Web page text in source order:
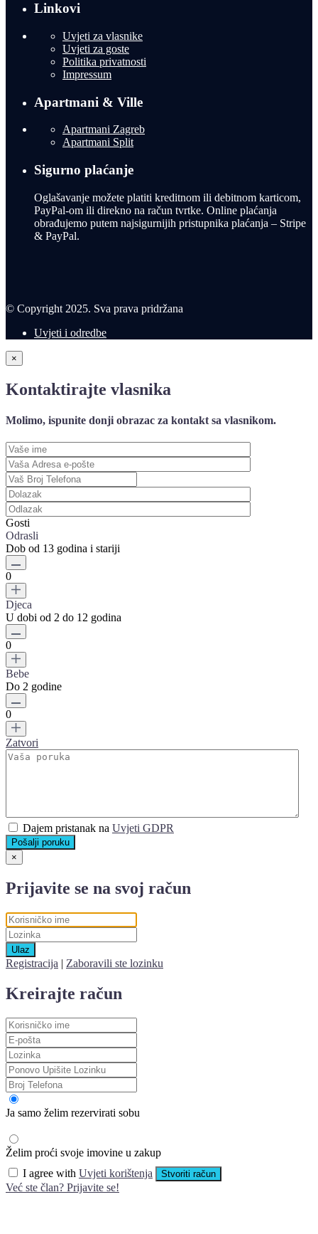
Linkovi
Uvjeti za vlasnike
Uvjeti za goste
Politika privatnosti
Impressum
Apartmani & Ville
Apartmani Zagreb
Apartmani Split
Sigurno plaćanje
Oglašavanje možete platiti kreditnom ili debitnom karticom,
PayPal-om ili direkno na račun tvrtke. Online plaćanja
obrađujemo putem najsigurnijih pristupnika plaćanja – Stripe
& PayPal.
© Copyright 2025. Sva prava pridržana
Uvjeti i odredbe
×
Kontaktirajte vlasnika
Molimo, ispunite donji obrazac za kontakt sa vlasnikom.
Gosti
Odrasli
Dob od 13 godina i stariji
0
Djeca
U dobi od 2 do 12 godina
0
Bebe
Do 2 godine
0
Zatvori
Dajem pristanak na Uvjeti GDPR
Pošalji poruku
×
Prijavite se na svoj račun
Ulaz
Registracija | Zaboravili ste lozinku
Kreirajte račun
Ja samo želim rezervirati sobu
Želim proći svoje imovine u zakup
I agree with Uvjeti korištenja Stvoriti račun
Već ste član? Prijavite se!